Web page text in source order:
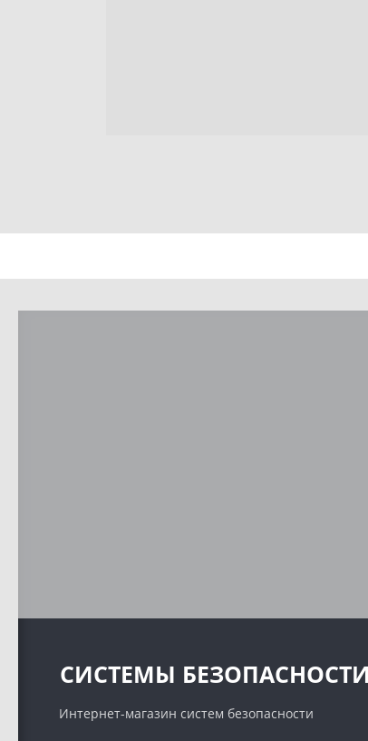
СИСТЕМЫ БЕЗОПАСНОСТИ
Интернет-магазин систем безопасности